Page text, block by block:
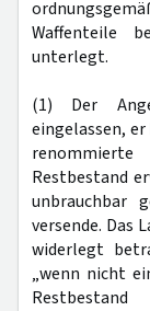
Waffenteile
unterlegt.
(1) Der
eingelassen, er
Restbestand
unbrauchbar
versende. Das
widerlegt
„wenn nicht